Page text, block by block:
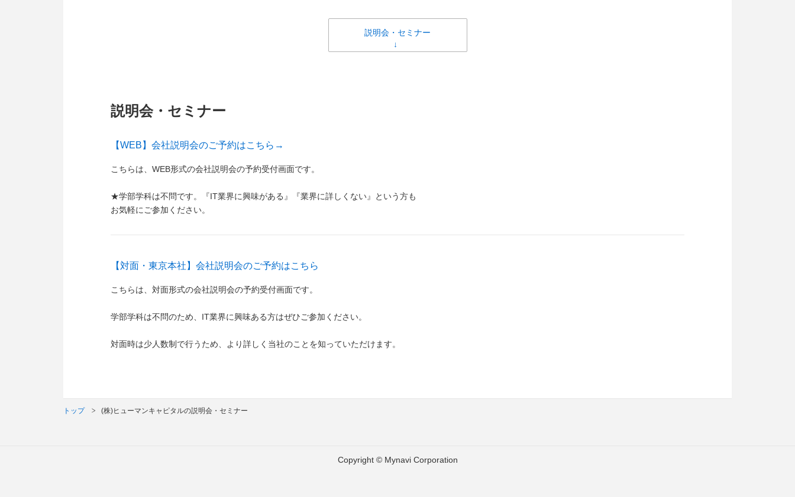
説明会・セミナー
説明会・セミナー
【WEB】会社説明会のご予約はこちら→
こちらは、WEB形式の会社説明会の予約受付画面です。
★学部学科は不問です。『IT業界に興味がある』『業界に詳しくない』という方も
お気軽にご参加ください。
【対面・東京本社】会社説明会のご予約はこちら
こちらは、対面形式の会社説明会の予約受付画面です。
学部学科は不問のため、IT業界に興味ある方はぜひご参加ください。
対面時は少人数制で行うため、より詳しく当社のことを知っていただけます。
トップ (株)ヒューマンキャピタルの説明会・セミナー
Copyright © Mynavi Corporation